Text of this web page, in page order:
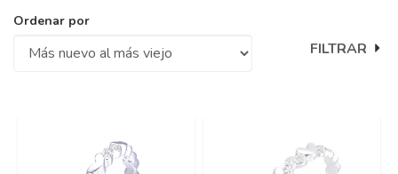
Ordenar por
FILTRAR